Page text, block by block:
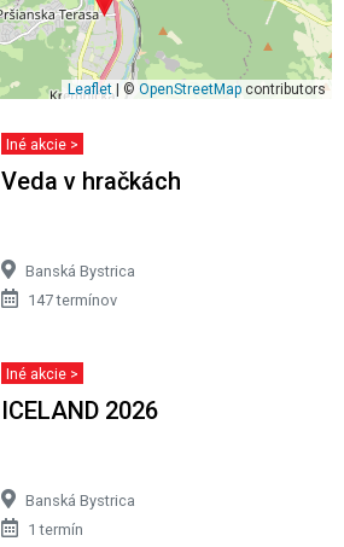
Leaflet| © OpenStreetMap contributors
Iné akcie >
Veda v hračkách
Banská Bystrica
147 termínov
Iné akcie >
ICELAND 2026
Banská Bystrica
1 termín